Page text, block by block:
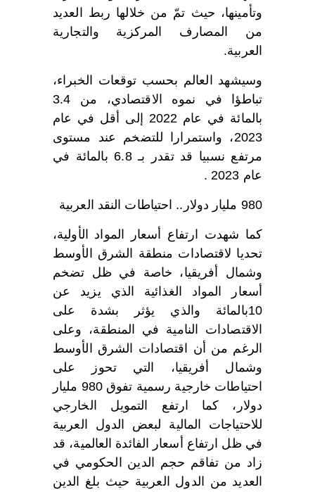
وتأمينها، حيث تمّ من خلالها ربط العديد
من المصارف المركزية والتجارية
العربية.
وسيشهد العالم بحسب توقعات الخبراء،
تباطؤا في نموه الاقتصادي، من 3.4
بالمائة في عام 2022 إلى أقل في عام
2023، واستمرارا للتضخم عند مستوى
مرتفع نسبيا قد تقدر بـ 6.8 بالمائة في
عام 2023 .
980 مليار دولار.. احتياطات النقد العربية
كما شهدت ارتفاع أسعار المواد الأولية،
تحديا لاقتصادات منطقة الشرق الأوسط
وشمال أفريقيا، خاصة في ظل تضخم
أسعار المواد الغذائية الذي يزيد عن
10بالمائة والذي يؤثر بشدة على
الاقتصادات النامية في المنطقة، وعلى
الرغم من أن اقتصادات الشرق الأوسط
وشمال أفريقيا، التي تحوز على
احتياطات خارجية رسمية تفوق 980 مليار
دولار، كما ارتفع التمويل الخارجي
للاحتياجات المالية لبعض الدول العربية
في ظل ارتفاع أسعار الفائدة العالمية، قد
زاد من تفاقم حجم الدين الحكومي في
العديد من الدول العربية حيث بلغ الدين